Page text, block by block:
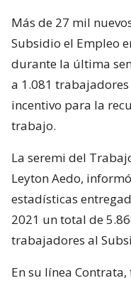
Más de 27 mil
Subsidio el Empleo
durante la última
a 1.081
incentivo para la
trabajo.
La seremi del
Leyton Aedo,
estadísticas
2021 un total de
trabajadores al
En su línea